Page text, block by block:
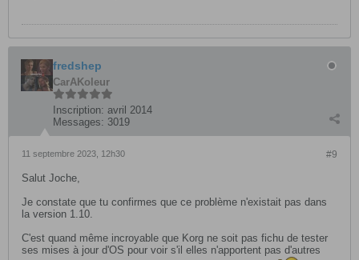
fredshep
CarAKoleur
Inscription: avril 2014
Messages: 3019
#9
11 septembre 2023, 12h30
Salut Joche,
Je constate que tu confirmes que ce problème n'existait pas dans
la version 1.10.
C'est quand même incroyable que Korg ne soit pas fichu de tester
ses mises à jour d'OS pour voir s'il elles n'apportent pas d'autres